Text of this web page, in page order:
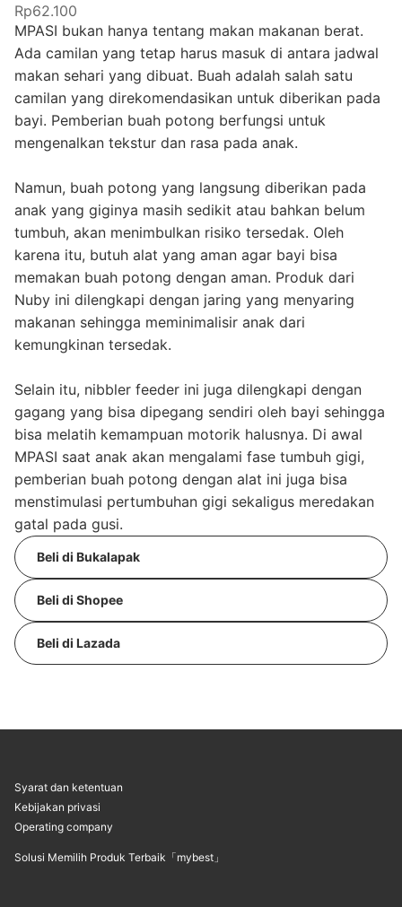
Rp62.100
MPASI bukan hanya tentang makan makanan berat.
Ada camilan yang tetap harus masuk di antara jadwal
makan sehari yang dibuat. Buah adalah salah satu
camilan yang direkomendasikan untuk diberikan pada
bayi. Pemberian buah potong berfungsi untuk
mengenalkan tekstur dan rasa pada anak.
Namun, buah potong yang langsung diberikan pada
anak yang giginya masih sedikit atau bahkan belum
tumbuh, akan menimbulkan risiko tersedak. Oleh
karena itu, butuh alat yang aman agar bayi bisa
memakan buah potong dengan aman. Produk dari
Nuby ini dilengkapi dengan jaring yang menyaring
makanan sehingga meminimalisir anak dari
kemungkinan tersedak.
Selain itu, nibbler feeder ini juga dilengkapi dengan
gagang yang bisa dipegang sendiri oleh bayi sehingga
bisa melatih kemampuan motorik halusnya. Di awal
MPASI saat anak akan mengalami fase tumbuh gigi,
pemberian buah potong dengan alat ini juga bisa
menstimulasi pertumbuhan gigi sekaligus meredakan
gatal pada gusi.
Beli di Bukalapak
Beli di Shopee
Beli di Lazada
Syarat dan ketentuan
Kebijakan privasi
Operating company
Solusi Memilih Produk Terbaik「mybest」